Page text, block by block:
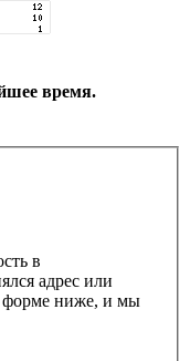
время.
в
адрес или
форме ниже, и мы